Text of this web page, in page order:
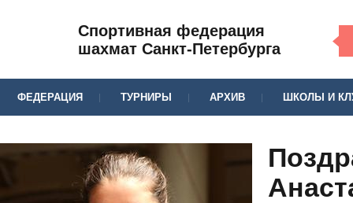
Спортивная федерация
шахмат Санкт-Петербурга
ФЕДЕРАЦИЯ ТУРНИРЫ АРХИВ ШКОЛЫ И